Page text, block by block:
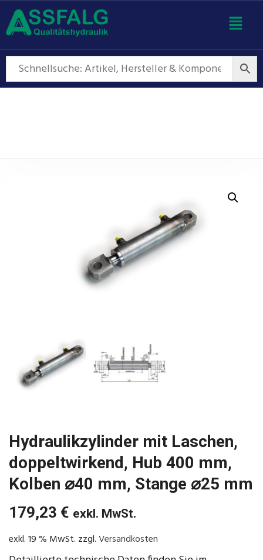
Hydraulikzylinder mit Laschen,
doppeltwirkend, Hub 400 mm,
Kolben ⌀40 mm, Stange ⌀25 mm
179,23 € exkl. MwSt.
exkl. 19 % MwSt. zzgl.Versandkosten